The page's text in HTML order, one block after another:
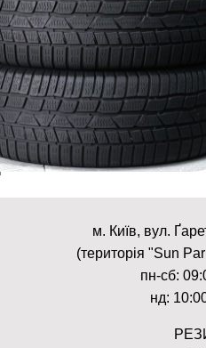
м. Київ, вул.
(територія "Sun
пн-сб:
нд: